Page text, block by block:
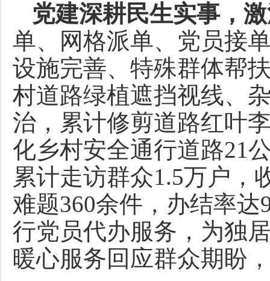
党建深耕民生实事，
单、网格派单、党员接
设施完善、特殊群体帮
村道路绿植遮挡视线、
治，累计修剪道路红叶
化乡村安全通行道路21
累计走访群众1.5万户，
难题360余件，办结率
行党员代办服务，为独
暖心服务回应群众期盼